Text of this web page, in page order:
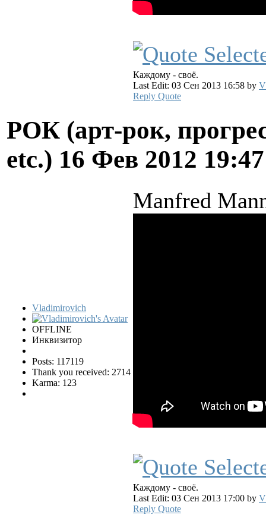
Каждому - своё.
Last Edit: 03 Сен 2013 16:58 by
Reply Quote
РОК (арт-рок,
etc.) 16 Фев 2012
Vladimirovich
OFFLINE
Инквизитор
Posts: 117119
Thank you received: 2714
Karma: 123
Manfred
Каждому - своё.
Last Edit: 03 Сен 2013 17:00 by
Reply Quote